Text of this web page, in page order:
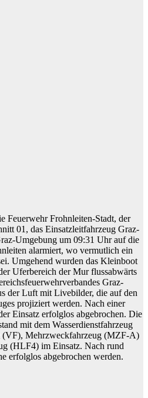
Feuerwehr Frohnleiten-Stadt, der
01, das Einsatzleitfahrzeug Graz-
Umgebung um 09:31 Uhr auf die
alarmiert, wo vermutlich ein
Umgehend wurden das Kleinboot
Uferbereich der Mur flussabwärts
Graz-
der Luft mit Livebilder, die auf den
projiziert werden. Nach einer
Einsatz erfolglos abgebrochen. Die
mit dem Wasserdienstfahrzeug
(VF), Mehrzweckfahrzeug (MZF-A)
(HLF4) im Einsatz. Nach rund
erfolglos abgebrochen werden.